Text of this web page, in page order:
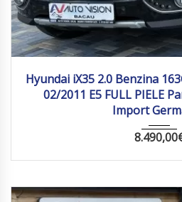
Hyundai iX35 2.0 Benzina
02/2011 E5 FULL PIELE
Import
8.490,00